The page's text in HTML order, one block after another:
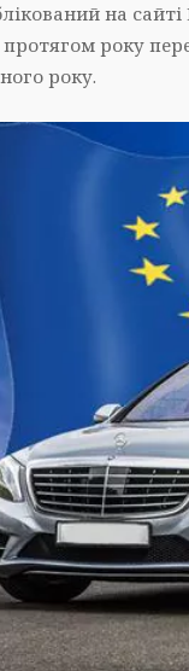
на
року
року.